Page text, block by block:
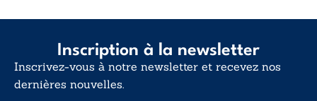
Inscription à la newsletter
Inscrivez-vous à notre newsletter et recevez nos
dernières nouvelles.